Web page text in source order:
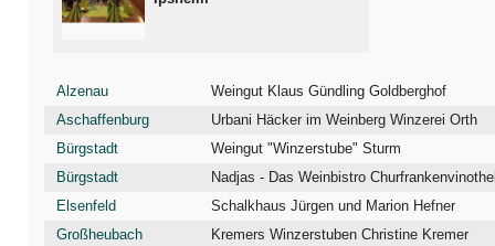
Alzenau
Weingut Klaus Gündling Goldberghof
Aschaffenburg
Urbani Häcker im Weinberg Winzerei Orth
Bürgstadt
Weingut "Winzerstube" Sturm
Bürgstadt
Nadjas - Das Weinbistro
Elsenfeld
Schalkhaus Jürgen und Marion Hefner
Großheubach
Kremers Winzerstuben Christine Kremer